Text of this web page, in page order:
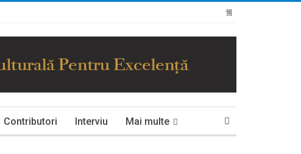
Contributori Interviu Mai multe